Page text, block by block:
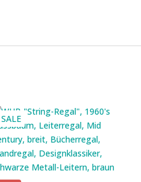
SALE